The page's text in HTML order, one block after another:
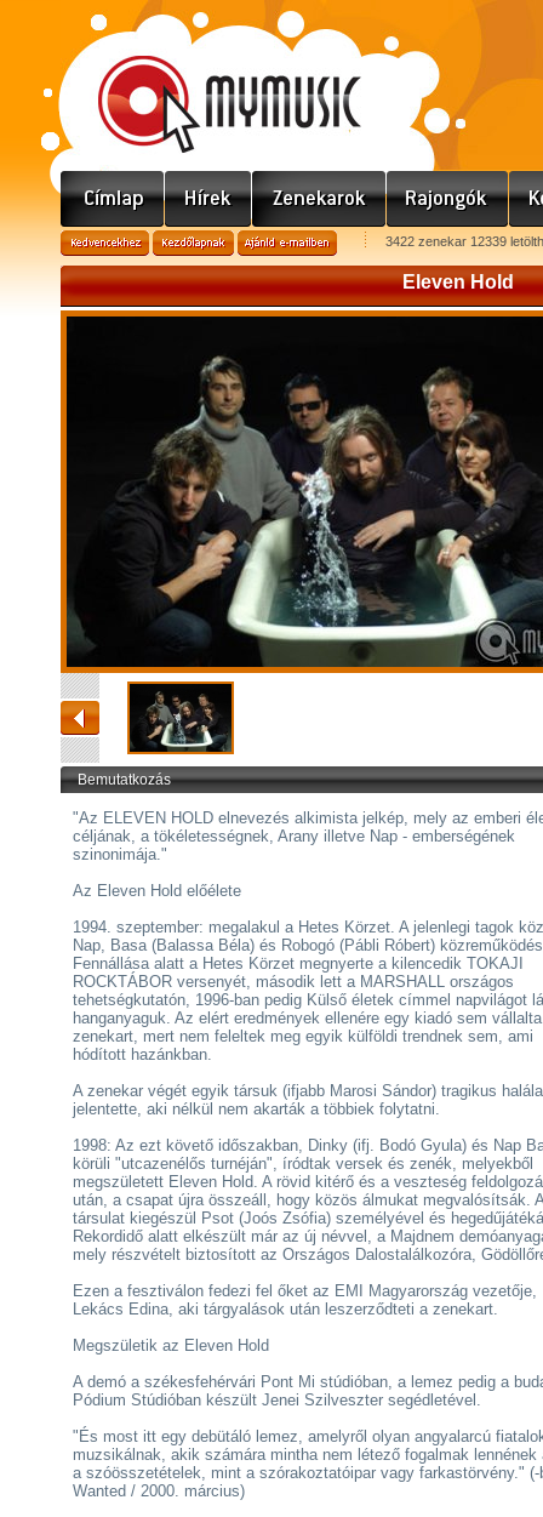
3422 zenekar 12339
Eleven Hold
Bemutatkozás
"Az ELEVEN HOLD elnevezés alkimista jelkép, mely az emberi
céljának, a tökéletességnek, Arany illetve Nap - emberségének
szinonimája."
Az Eleven Hold előélete
1994. szeptember: megalakul a Hetes Körzet. A jelenlegi tagok
Nap, Basa (Balassa Béla) és Robogó (Pábli Róbert)
Fennállása alatt a Hetes Körzet megnyerte a kilencedik TOKAJI
ROCKTÁBOR versenyét, második lett a MARSHALL országos
tehetségkutatón, 1996-ban pedig Külső életek címmel napvilágot
hanganyaguk. Az elért eredmények ellenére egy kiadó sem
zenekart, mert nem feleltek meg egyik külföldi trendnek sem, ami
hódított hazánkban.
A zenekar végét egyik társuk (ifjabb Marosi Sándor) tragikus halála
jelentette, aki nélkül nem akarták a többiek folytatni.
1998: Az ezt követő időszakban, Dinky (ifj. Bodó Gyula) és Nap
körüli "utcazenélős turnéján", íródtak versek és zenék, melyekből
megszületett Eleven Hold. A rövid kitérő és a veszteség
után, a csapat újra összeáll, hogy közös álmukat megvalósítsák. A
társulat kiegészül Psot (Joós Zsófia) személyével és
Rekordidő alatt elkészült már az új névvel, a Majdnem
mely részvételt biztosított az Országos Dalostalálkozóra,
Ezen a fesztiválon fedezi fel őket az EMI Magyarország vezetője,
Lekács Edina, aki tárgyalások után leszerződteti a zenekart.
Megszületik az Eleven Hold
A demó a székesfehérvári Pont Mi stúdióban, a lemez pedig a
Pódium Stúdióban készült Jenei Szilveszter segédletével.
"És most itt egy debütáló lemez, amelyről olyan angyalarcú
muzsikálnak, akik számára mintha nem létező fogalmak lennének
a szóösszetételek, mint a szórakoztatóipar vagy farkastörvény." (-
Wanted / 2000. március)